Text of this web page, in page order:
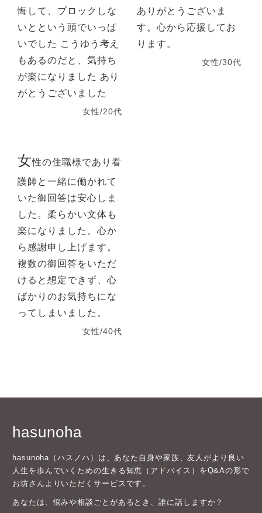
悔して、ブロックしな
いとという頭でいっぱ
いでした こうゆう考え
もあるのだと、気持ち
が楽になりました あり
がとうございました
女性/20代
ありがとうございま
す。心から応援してお
ります。
女性/30代
女性の住職様であり看
護師と一緒に働かれて
いた御回答は安心しま
した。柔らかい文体も
楽になりました。心か
ら感謝申し上げます。
複数の御回答をいただ
けると想定できず、心
ばかりのお気持ちにな
ってしまいました。
女性/40代
hasunoha
hasunoha（ハスノハ）は、あなた自身や家族、友人がより良い
人生を歩んでいくための生きる知恵（アドバイス）をQ&Aの形で
お坊さんよりいただくサービスです。
あなたは、悩みや相談ごとがあるとき、誰に話しますか？